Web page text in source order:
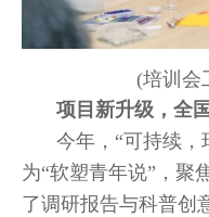
(培训会
项目新升级，全
今年，“可持续，
为“软塑青年说”，聚
了调研报告与科普创